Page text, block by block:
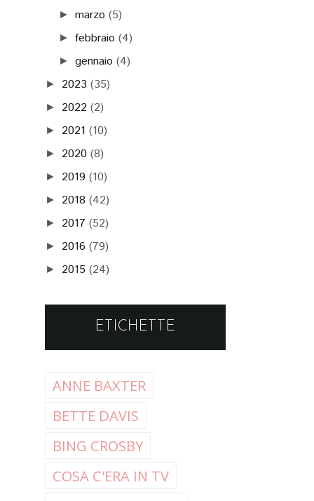
►marzo (5)
►febbraio (4)
►gennaio (4)
► 2023 (35)
► 2022 (2)
► 2021 (10)
► 2020 (8)
► 2019 (10)
► 2018 (42)
► 2017 (52)
► 2016 (79)
► 2015 (24)
ETICHETTE
ANNE BAXTER
BETTE DAVIS
BING CROSBY
COSA C'ERA IN TV